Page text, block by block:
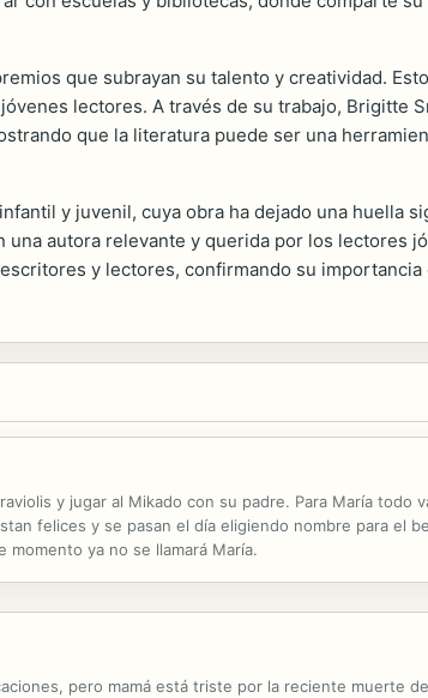
que subrayan su talento y creatividad.
lectores. A través de su trabajo, Brigitte
que la literatura puede ser una
y juvenil, cuya obra ha dejado una huella
autora relevante y querida por los lectores
y lectores, confirmando su
y jugar al Mikado con su padre. Para María todo
felices y se pasan el día eligiendo nombre para el
ya no se llamará María.
pero mamá está triste por la reciente muerte